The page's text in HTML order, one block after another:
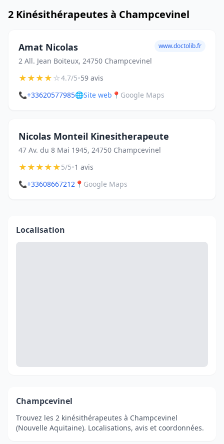
2 Kinésithérapeutes à Champcevinel
Amat Nicolas
2 All. Jean Boiteux, 24750 Champcevinel
www.doctolib.fr
★★★★☆4.7/5•59 avis
📞+33620577985🌐Site web 📍 Google Maps
Nicolas Monteil Kinesitherapeute
47 Av. du 8 Mai 1945, 24750 Champcevinel
★★★★★5/5•1 avis
📞+33608667212 📍 Google Maps
Localisation
Champcevinel
Trouvez les 2 kinésithérapeutes à Champcevinel
(Nouvelle Aquitaine). Localisations, avis et coordonnées.